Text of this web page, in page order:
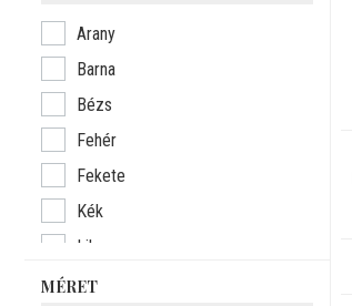
Arany
Barna
Bézs
Fehér
Fekete
Kék
Lila
Narancssárga
MÉRET